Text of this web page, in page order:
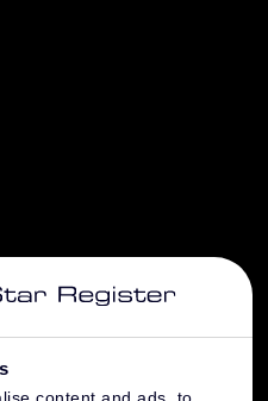
content and ads, to